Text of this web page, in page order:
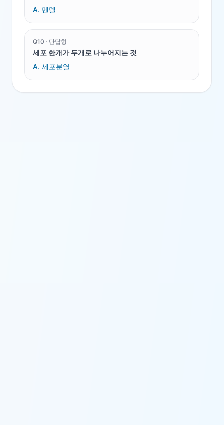
A. 멘델
Q10 · 단답형
세포 한개가 두개로 나누어지는 것
A. 세포분열